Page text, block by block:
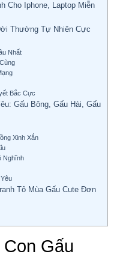
Cho Iphone, Laptop Miễn
Thường Tự Nhiên Cực
Nhất
Bắc Cực
Gấu Bông, Gấu Hài, Gấu
Xinh Xắn
Nghĩnh
Tô Mùa Gấu Cute Đơn
Gấu